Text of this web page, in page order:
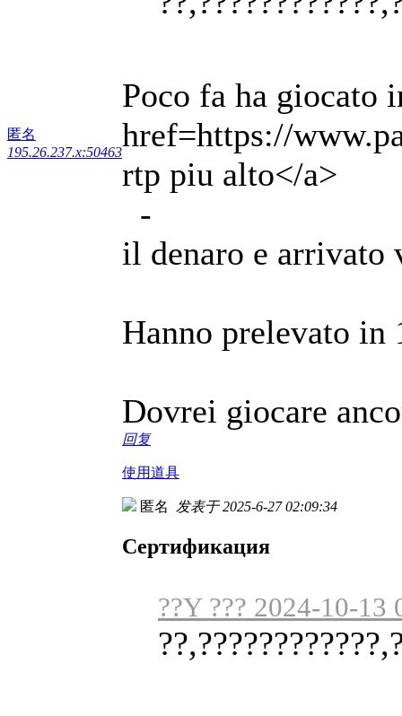
匿名
195.26.237.x:50463
Poco fa ha giocato
href=https://
rtp piu alto</a>
-
il denaro e arrivato
Hanno prelevato in
Dovrei giocare
回复
使用道具
匿名 发表于 2025-6-27 02:09:34
Сертификация
??Y ??? 2024-10-13